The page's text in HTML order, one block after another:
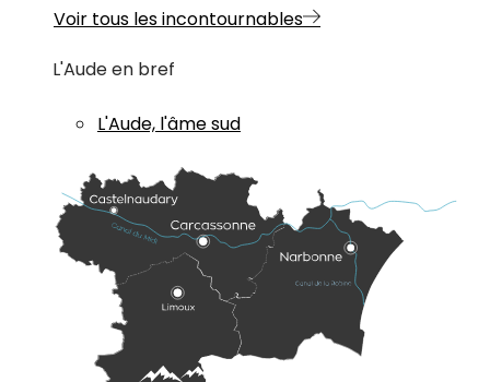
Voir tous les incontournables
L'Aude en bref
L'Aude, l'âme sud